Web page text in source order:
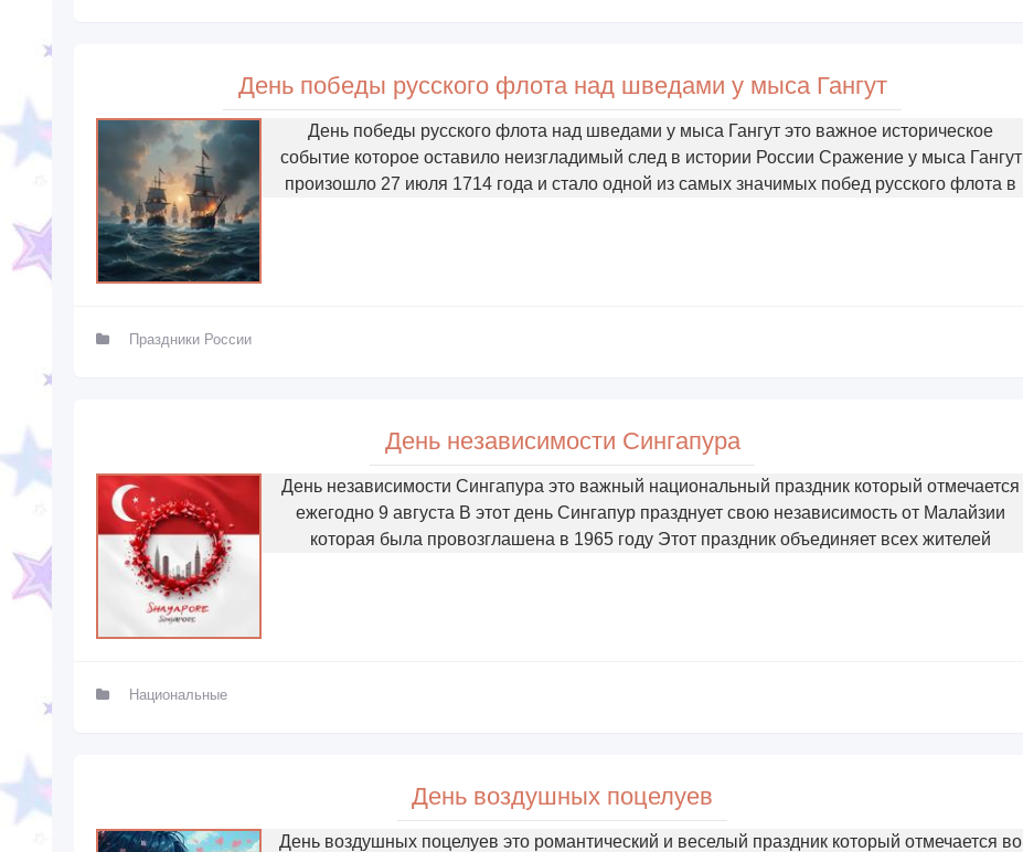
День победы русского флота над шведами у мыса Гангут
День победы русского флота над шведами у мыса Гангут это важное историческое
событие которое оставило неизгладимый след в истории России Сражение у мыса Гангут
произошло 27 июля 1714 года и стало одной из самых значимых побед русского флота в
Праздники России
День независимости Сингапура
День независимости Сингапура это важный национальный праздник который отмечается
ежегодно 9 августа В этот день Сингапур празднует свою независимость от Малайзии
которая была провозглашена в 1965 году Этот праздник объединяет всех жителей
Национальные
День воздушных поцелуев
День воздушных поцелуев это романтический и веселый праздник который отмечается во